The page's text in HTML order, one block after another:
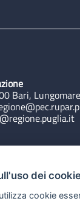
Bari,
dei
cookie